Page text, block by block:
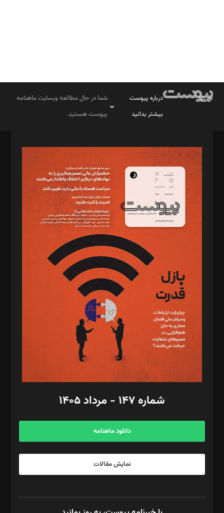
درباره پیوست
بیشتر بدانید
شما در حال مطالعه وبسایت ماهنامه
پیوست هستید.
مدیر مسئول: محمدباقر اثنی‌عشری
سردبیر: مهرک محمودی
دبیر تحریریه: میثم قاسمی
د‌بیر ناداستان: سمانه سمیع
د‌بیر خدمت و تجارت: ابوالفضل رجبی
د‌بیر حقوق فناوری: حسام‌الدین ایپکچی
د‌بیر پیوست جهان: مینا پاکدل
د‌بیر تحریریه آنلاین: بابک نقاش
تحریریه‌: مجتبی محمود‌ی، آرش برهمند، یسنا امان‌پور، سروش کرمیان،
مصطفی مسجدی آرانی، ابوالفضل رجبی، زهرا فکرانه، فائزه فتحی
رستمی،مصطفی باستان
ویرایش: نگار استاد‌‌آقا
طراح یونیفرم: مجید توکلی
فیلمبرداری و عکاسی: امیر شفیعی، مانی لطفی زاده
گرافیک و صفحه‌آرایی: سید‌سبحان‌علی ثابت
مد‌یر توسعه تجاری: کامبیز برید‌
امور مالی: شاپور رهبری، محمد‌ کاظمی‌نیا
آگهی و مشترکین: ۰۹۱۹۹۹۹۰۴۵۴
شماره ۱۴۷ - مرداد ۱۴۰۵
دانلود ماهنامه
نمایش مقالات